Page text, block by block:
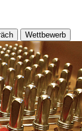
Wettbewerb